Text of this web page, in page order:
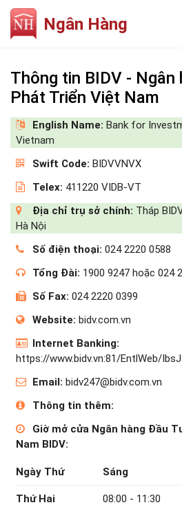
Ngân Hàng
Thông tin BIDV - Ngân
Phát Triển Việt Nam
English Name: Bank for
Vietnam
Swift Code: BIDVVNVX
Telex: 411220 VIDB-VT
Địa chỉ trụ sở chính: Tháp
Hà Nội
Số điện thoại: 024 2220 0588
Tổng Đài: 1900 9247 hoặc 024
Số Fax: 024 2220 0399
Website: bidv.com.vn
Internet Banking:
https://www.bidv.vn:81/EntlWeb/
Email: bidv247@bidv.com.vn
Thông tin thêm:
Giờ mở cửa Ngân hàng Đầu
Nam BIDV:
Ngày Thứ Sáng
Thứ Hai 08:00 - 11:30